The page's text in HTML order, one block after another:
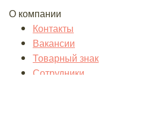
О компании
Контакты
Вакансии
Товарный знак
Сотрудники